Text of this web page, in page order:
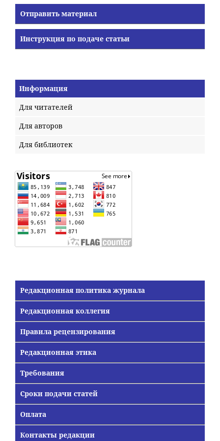
Отправить материал
Инструкция по подаче статьи
Информация
Для читателей
Для авторов
Для библиотек
Редакционная политика журнала
Редакционная коллегия
Правила рецензирования
Редакционная этика
Требования
Сроки подачи статей
Оплата
Контакты редакции